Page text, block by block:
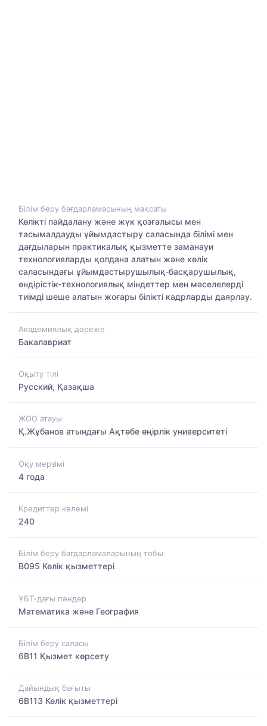
Білім беру бағдарламасының мақсаты
Көлікті пайдалану және жүк қозғалысы мен
тасымалдауды ұйымдастыру саласында білімі мен
дағдыларын практикалық қызметте заманауи
технологияларды қолдана алатын және көлік
саласындағы ұйымдастырушылық-басқарушылық,
өндірістік-технологиялық міндеттер мен мәселелерді
тиімді шеше алатын жоғары білікті кадрларды даярлау.
Академиялық дәреже
Бакалавриат
Оқыту тілі
Русский, Қазақша
ЖОО атауы
Қ.Жұбанов атындағы Ақтөбе өңірлік университеті
Оқу мерзімі
4 года
Кредиттер көлемі
240
Білім беру бағдарламаларының тобы
B095 Көлік қызметтері
ҰБТ-дағы пәндер
Математика және География
Білім беру саласы
6B11 Қызмет көрсету
Дайындық бағыты
6B113 Көлік қызметтері